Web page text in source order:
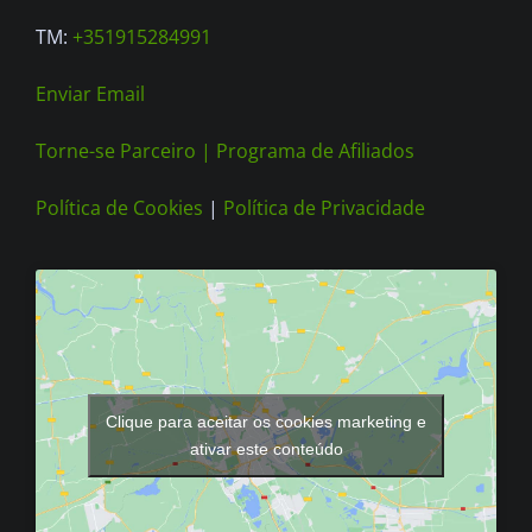
TM: +351915284991
Enviar Email
Torne-se Parceiro | Programa de Afiliados
Política de Cookies | Política de Privacidade
Clique para aceitar os cookies marketing e
ativar este conteúdo